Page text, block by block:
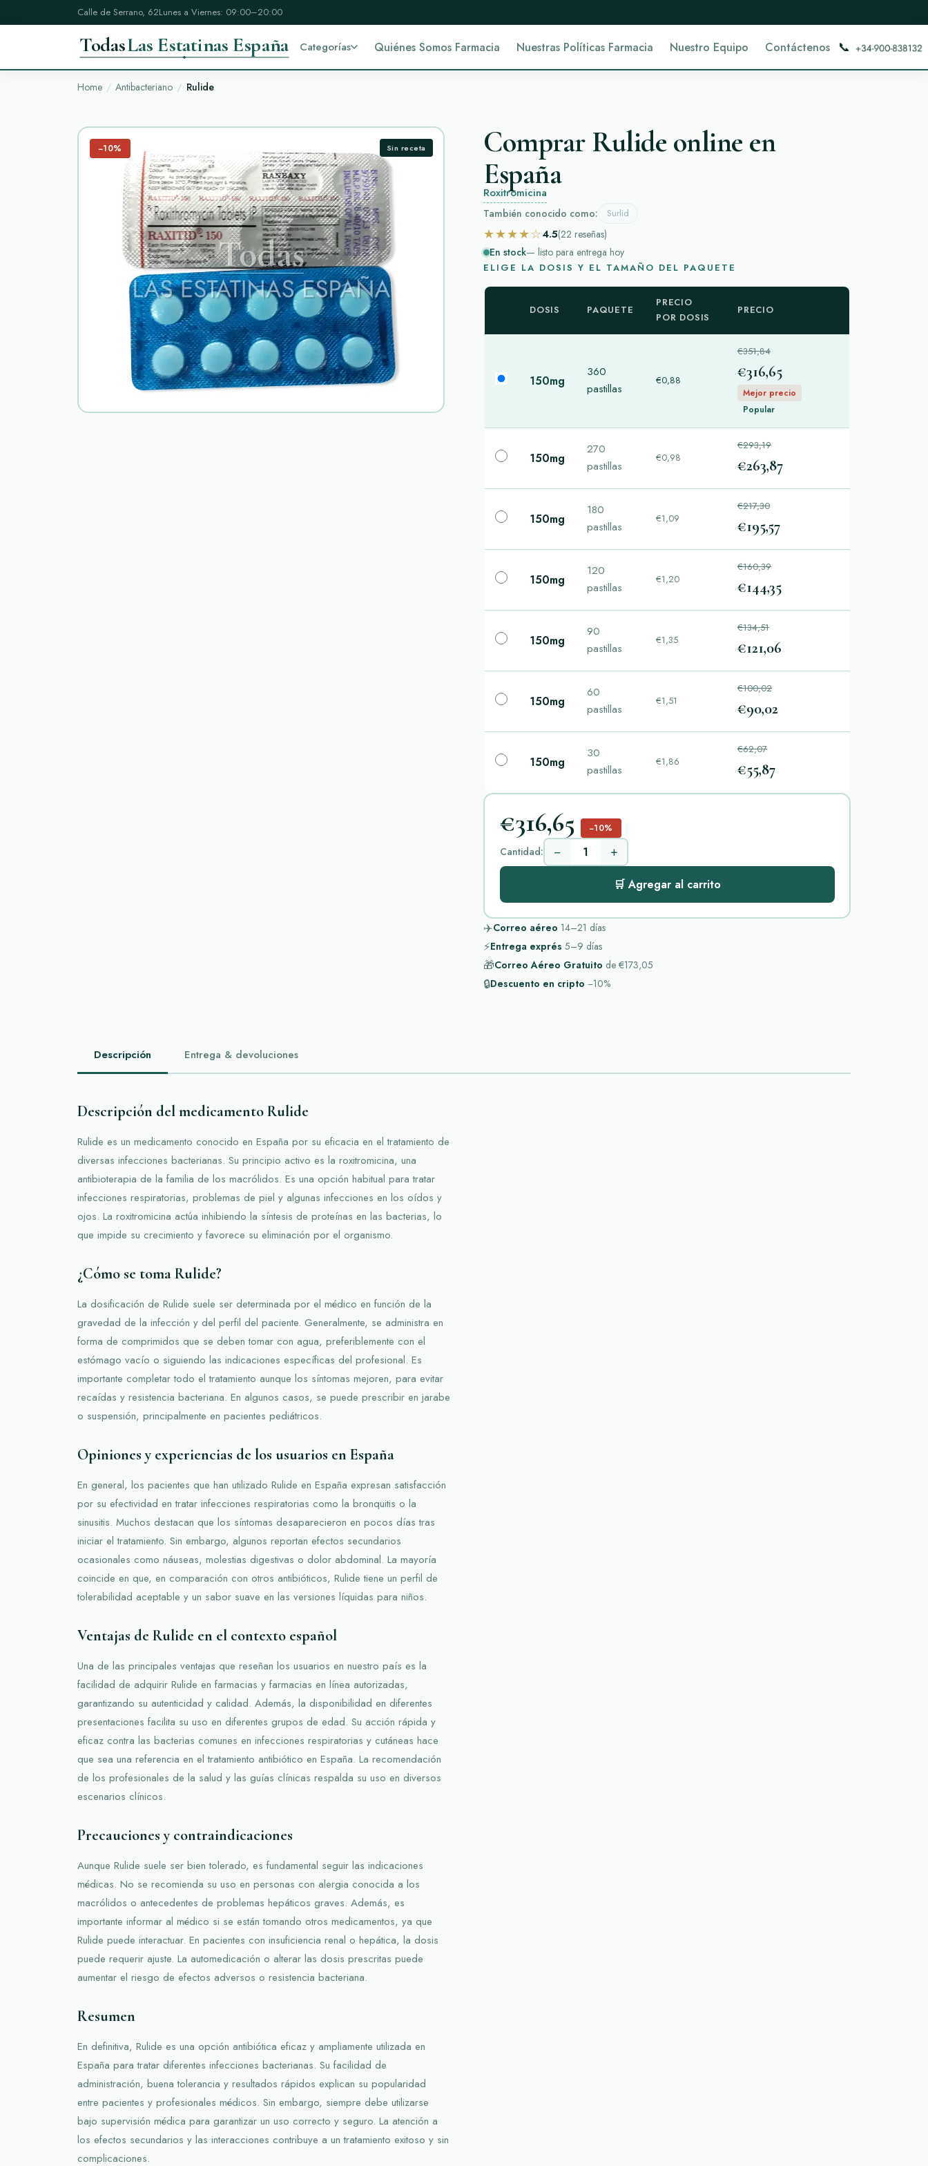
Calle de Serrano, 62Lunes a Viernes: 09:00–20:00
TodasLas Estatinas España Categorías Quiénes Somos Farmacia Nuestras Políticas Farmacia Nuestro Equipo Contáctenos 📞
Home Antibacteriano Rulide
−10% Sin receta
Comprar Rulide online en
España
Roxitromicina
También conocido como: Surlid
★★★★☆4.5(22 reseñas)
En stock— listo para entrega hoy
ELIGE LA DOSIS Y EL TAMAÑO DEL PAQUETE
DOSIS PAQUETE
PRECIO
POR DOSIS
PRECIO
150mg
360
pastillas
€0,88
€351,84
€316,65
Mejor precio
Popular
150mg
270
pastillas
€0,98
€293,19
€263,87
150mg
180
pastillas
€1,09
€217,30
€195,57
150mg
120
pastillas
€1,20
€160,39
€144,35
150mg
90
pastillas
€1,35
€134,51
€121,06
150mg
60
pastillas
€1,51
€100,02
€90,02
150mg
30
pastillas
€1,86
€62,07
€55,87
€316,65 −10%
Cantidad: − +
🛒 Agregar al carrito
✈️Correo aéreo 14–21 días
⚡Entrega exprés 5–9 días
🎁Correo Aéreo Gratuito de €173,05
🔒Descuento en cripto −10%
Descripción Entrega & devoluciones
Descripción del medicamento Rulide
Rulide es un medicamento conocido en España por su eficacia en el tratamiento de
diversas infecciones bacterianas. Su principio activo es la roxitromicina, una
antibioterapia de la familia de los macrólidos. Es una opción habitual para tratar
infecciones respiratorias, problemas de piel y algunas infecciones en los oídos y
ojos. La roxitromicina actúa inhibiendo la síntesis de proteínas en las bacterias, lo
que impide su crecimiento y favorece su eliminación por el organismo.
¿Cómo se toma Rulide?
La dosificación de Rulide suele ser determinada por el médico en función de la
gravedad de la infección y del perfil del paciente. Generalmente, se administra en
forma de comprimidos que se deben tomar con agua, preferiblemente con el
estómago vacío o siguiendo las indicaciones específicas del profesional. Es
importante completar todo el tratamiento aunque los síntomas mejoren, para evitar
recaídas y resistencia bacteriana. En algunos casos, se puede prescribir en jarabe
o suspensión, principalmente en pacientes pediátricos.
Opiniones y experiencias de los usuarios en España
En general, los pacientes que han utilizado Rulide en España expresan satisfacción
por su efectividad en tratar infecciones respiratorias como la bronquitis o la
sinusitis. Muchos destacan que los síntomas desaparecieron en pocos días tras
iniciar el tratamiento. Sin embargo, algunos reportan efectos secundarios
ocasionales como náuseas, molestias digestivas o dolor abdominal. La mayoría
coincide en que, en comparación con otros antibióticos, Rulide tiene un perfil de
tolerabilidad aceptable y un sabor suave en las versiones líquidas para niños.
Ventajas de Rulide en el contexto español
Una de las principales ventajas que reseñan los usuarios en nuestro país es la
facilidad de adquirir Rulide en farmacias y farmacias en línea autorizadas,
garantizando su autenticidad y calidad. Además, la disponibilidad en diferentes
presentaciones facilita su uso en diferentes grupos de edad. Su acción rápida y
eficaz contra las bacterias comunes en infecciones respiratorias y cutáneas hace
que sea una referencia en el tratamiento antibiótico en España. La recomendación
de los profesionales de la salud y las guías clínicas respalda su uso en diversos
escenarios clínicos.
Precauciones y contraindicaciones
Aunque Rulide suele ser bien tolerado, es fundamental seguir las indicaciones
médicas. No se recomienda su uso en personas con alergia conocida a los
macrólidos o antecedentes de problemas hepáticos graves. Además, es
importante informar al médico si se están tomando otros medicamentos, ya que
Rulide puede interactuar. En pacientes con insuficiencia renal o hepática, la dosis
puede requerir ajuste. La automedicación o alterar las dosis prescritas puede
aumentar el riesgo de efectos adversos o resistencia bacteriana.
Resumen
En definitiva, Rulide es una opción antibiótica eficaz y ampliamente utilizada en
España para tratar diferentes infecciones bacterianas. Su facilidad de
administración, buena tolerancia y resultados rápidos explican su popularidad
entre pacientes y profesionales médicos. Sin embargo, siempre debe utilizarse
bajo supervisión médica para garantizar un uso correcto y seguro. La atención a
los efectos secundarios y las interacciones contribuye a un tratamiento exitoso y sin
complicaciones.